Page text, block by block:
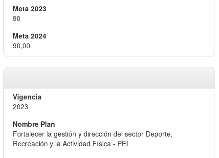
90
90,00
2023
Fortalecer la gestión y dirección del sector Deporte,
Recreación y la Actividad Física - PEI